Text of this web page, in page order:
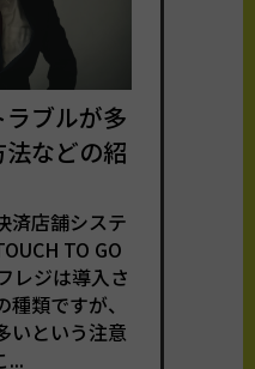
ブルが多
などの紹
済店舗システ
TO GO
レジは導入さ
類ですが、
いという注意
...